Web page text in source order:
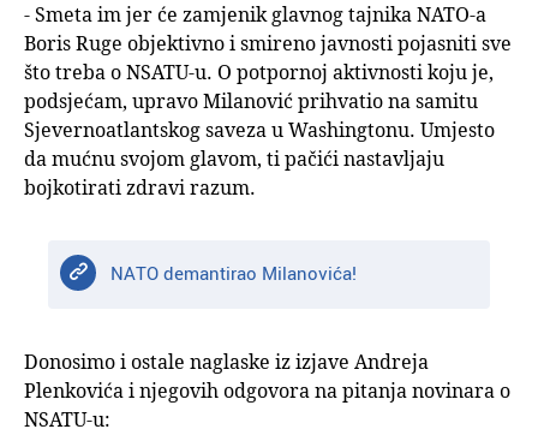
- Smeta im jer će zamjenik glavnog tajnika NATO-a
Boris Ruge objektivno i smireno javnosti pojasniti sve
što treba o NSATU-u. O potpornoj aktivnosti koju je,
podsjećam, upravo Milanović prihvatio na samitu
Sjevernoatlantskog saveza u Washingtonu. Umjesto
da mućnu svojom glavom, ti pačići nastavljaju
bojkotirati zdravi razum.
NATO demantirao Milanovića!
Donosimo i ostale naglaske iz izjave Andreja
Plenkovića i njegovih odgovora na pitanja novinara o
NSATU-u: